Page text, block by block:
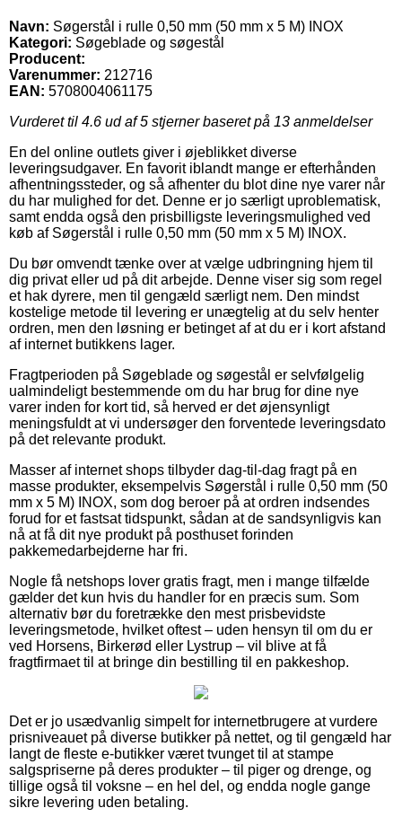
Navn: Søgerstål i rulle 0,50 mm (50 mm x 5 M) INOX
Kategori: Søgeblade og søgestål
Producent:
Varenummer: 212716
EAN: 5708004061175
Vurderet til 4.6 ud af 5 stjerner baseret på 13 anmeldelser
En del online outlets giver i øjeblikket diverse
leveringsudgaver. En favorit iblandt mange er efterhånden
afhentningssteder, og så afhenter du blot dine nye varer når
du har mulighed for det. Denne er jo særligt uproblematisk,
samt endda også den prisbilligste leveringsmulighed ved
køb af Søgerstål i rulle 0,50 mm (50 mm x 5 M) INOX.
Du bør omvendt tænke over at vælge udbringning hjem til
dig privat eller ud på dit arbejde. Denne viser sig som regel
et hak dyrere, men til gengæld særligt nem. Den mindst
kostelige metode til levering er unægtelig at du selv henter
ordren, men den løsning er betinget af at du er i kort afstand
af internet butikkens lager.
Fragtperioden på Søgeblade og søgestål er selvfølgelig
ualmindeligt bestemmende om du har brug for dine nye
varer inden for kort tid, så herved er det øjensynligt
meningsfuldt at vi undersøger den forventede leveringsdato
på det relevante produkt.
Masser af internet shops tilbyder dag-til-dag fragt på en
masse produkter, eksempelvis Søgerstål i rulle 0,50 mm (50
mm x 5 M) INOX, som dog beroer på at ordren indsendes
forud for et fastsat tidspunkt, sådan at de sandsynligvis kan
nå at få dit nye produkt på posthuset forinden
pakkemedarbejderne har fri.
Nogle få netshops lover gratis fragt, men i mange tilfælde
gælder det kun hvis du handler for en præcis sum. Som
alternativ bør du foretrække den mest prisbevidste
leveringsmetode, hvilket oftest – uden hensyn til om du er
ved Horsens, Birkerød eller Lystrup – vil blive at få
fragtfirmaet til at bringe din bestilling til en pakkeshop.
Det er jo usædvanlig simpelt for internetbrugere at vurdere
prisniveauet på diverse butikker på nettet, og til gengæld har
langt de fleste e-butikker været tvunget til at stampe
salgspriserne på deres produkter – til piger og drenge, og
tillige også til voksne – en hel del, og endda nogle gange
sikre levering uden betaling.